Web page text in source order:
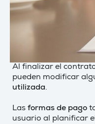
Al finalizar el
pueden modificar
utilizada.
Las formas de pago
usuario al planificar